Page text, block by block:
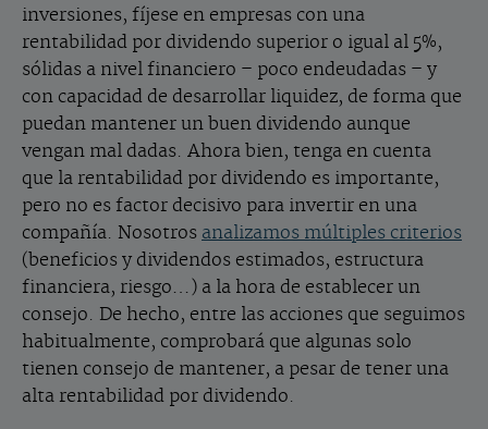
inversiones, fíjese en empresas con una
rentabilidad por dividendo superior o igual al 5%,
sólidas a nivel financiero – poco endeudadas – y
con capacidad de desarrollar liquidez, de forma que
puedan mantener un buen dividendo aunque
vengan mal dadas. Ahora bien, tenga en cuenta
que la rentabilidad por dividendo es importante,
pero no es factor decisivo para invertir en una
compañía. Nosotros analizamos múltiples criterios
(beneficios y dividendos estimados, estructura
financiera, riesgo…) a la hora de establecer un
consejo. De hecho, entre las acciones que seguimos
habitualmente, comprobará que algunas solo
tienen consejo de mantener, a pesar de tener una
alta rentabilidad por dividendo.